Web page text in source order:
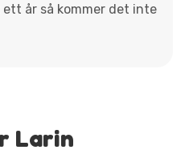
år så kommer det inte
Larin